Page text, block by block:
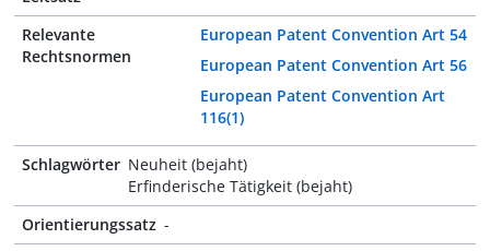
Relevante
Rechtsnormen
European Patent Convention Art 54
European Patent Convention Art 56
European Patent Convention Art
116(1)
Schlagwörter Neuheit (bejaht)
Erfinderische Tätigkeit (bejaht)
Orientierungssatz -